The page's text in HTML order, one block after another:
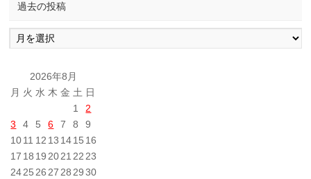
過去の投稿
過
去
稿
2026年8月
月 火 水 木 金 土 日
1
2
3
4 5 6 7 8
9
1011 12 13 1415 16
17 18 19 2021 22 23
2425 26 27 28 29 30